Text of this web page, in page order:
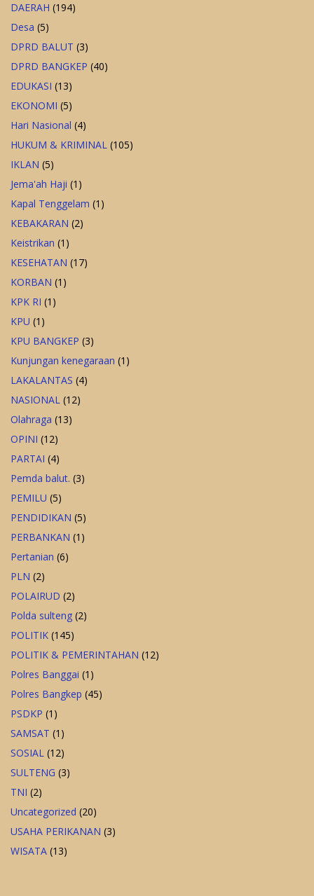
DAERAH (194)
Desa (5)
DPRD BALUT (3)
DPRD BANGKEP (40)
EDUKASI (13)
EKONOMI (5)
Hari Nasional (4)
HUKUM & KRIMINAL (105)
IKLAN (5)
Jema'ah Haji (1)
Kapal Tenggelam (1)
KEBAKARAN (2)
Keistrikan (1)
KESEHATAN (17)
KORBAN (1)
KPK RI (1)
KPU (1)
KPU BANGKEP (3)
Kunjungan kenegaraan (1)
LAKALANTAS (4)
NASIONAL (12)
Olahraga (13)
OPINI (12)
PARTAI (4)
Pemda balut. (3)
PEMILU (5)
PENDIDIKAN (5)
PERBANKAN (1)
Pertanian (6)
PLN (2)
POLAIRUD (2)
Polda sulteng (2)
POLITIK (145)
POLITIK & PEMERINTAHAN (12)
Polres Banggai (1)
Polres Bangkep (45)
PSDKP (1)
SAMSAT (1)
SOSIAL (12)
SULTENG (3)
TNI (2)
Uncategorized (20)
USAHA PERIKANAN (3)
WISATA (13)